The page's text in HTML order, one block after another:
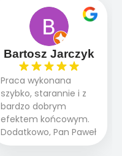
oczekiwaniami. Prace
przebiegały sprawnie
dzięki temu,że firma
działa kompleksowo :
ogrodnictwo,nawodnienie,
brukarstwo.Efekt
końcowy przerósł
nasze oczekiwania.
Polecamy tę firmę
wszystkim , którzy
marzą o pięknym
Bartosz Jarczyk
Praca wykonana
szybko, starannie i z
bardzo dobrym
efektem końcowym.
Dodatkowo, Pan Paweł
chętnie udziela porad